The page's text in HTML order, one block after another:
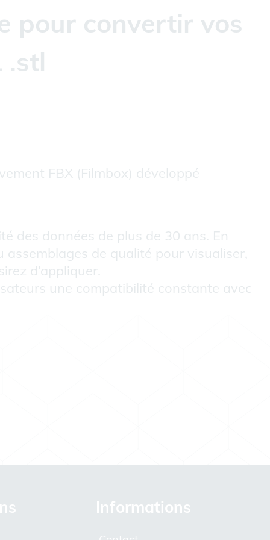
pour convertir vos
.stl
FBX (Filmbox) développé
des données de plus de 30 ans. En
de qualité pour visualiser,
d’appliquer.
une compatibilité constante avec
Informations